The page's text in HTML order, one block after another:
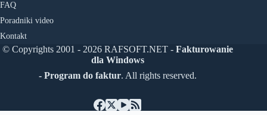
FAQ
Poradniki video
Kontakt
© Copyrights 2001 - 2026 RAFSOFT.NET - Fakturowanie
dla Windows
- Program do faktur. All rights reserved.